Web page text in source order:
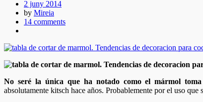
2 juny 2014
by Mireia
14 comments
No seré la única que ha notado como el mármol
absolutamente kitsch hace años. Probablemente por el uso